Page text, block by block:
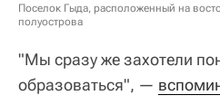
Поселок Гыда, расположенный на
полуострова
"Мы сразу же захотели
образоваться", —